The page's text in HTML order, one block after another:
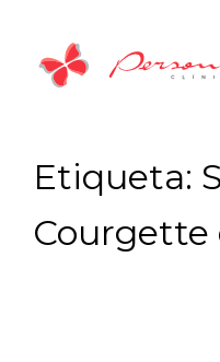
Etiqueta:
Courgette